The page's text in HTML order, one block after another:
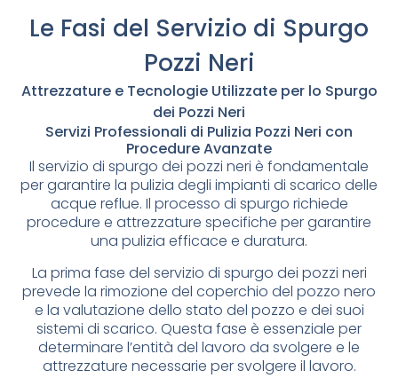
Le Fasi del Servizio di Spurgo
Pozzi Neri
Attrezzature e Tecnologie Utilizzate per lo Spurgo
dei Pozzi Neri
Servizi Professionali di Pulizia Pozzi Neri con
Procedure Avanzate
Il servizio di spurgo dei pozzi neri è fondamentale
per garantire la pulizia degli impianti di scarico delle
acque reflue. Il processo di spurgo richiede
procedure e attrezzature specifiche per garantire
una pulizia efficace e duratura.
La prima fase del servizio di spurgo dei pozzi neri
prevede la rimozione del coperchio del pozzo nero
e la valutazione dello stato del pozzo e dei suoi
sistemi di scarico. Questa fase è essenziale per
determinare l’entità del lavoro da svolgere e le
attrezzature necessarie per svolgere il lavoro.